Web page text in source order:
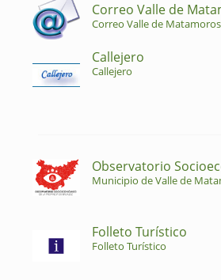
Correo Valle de
Correo Valle de
Callejero
Callejero
Observatorio
Municipio de Valle de
Folleto Turístico
Folleto Turístico